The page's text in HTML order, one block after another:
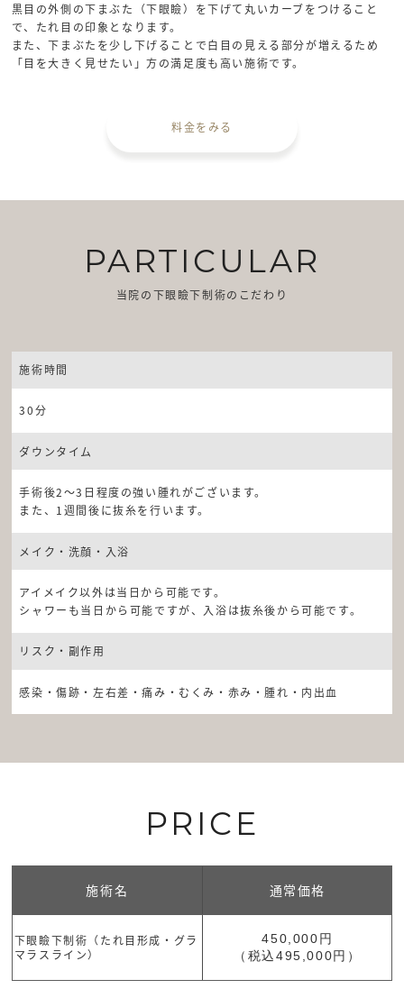
黒目の外側の下まぶた（下眼瞼）を下げて丸いカーブをつけること
で、たれ目の印象となります。
また、下まぶたを少し下げることで白目の見える部分が増えるため
「目を大きく見せたい」方の満足度も高い施術です。
料金をみる
PARTICULAR
当院の下眼瞼下制術のこだわり
施術時間
30分
ダウンタイム
手術後2〜3日程度の強い腫れがございます。
また、1週間後に抜糸を行います。
メイク・洗顔・入浴
アイメイク以外は当日から可能です。
シャワーも当日から可能ですが、入浴は抜糸後から可能です。
リスク・副作用
感染・傷跡・左右差・痛み・むくみ・赤み・腫れ・内出血
PRICE
施術名 通常価格
下眼瞼下制術（たれ目形成・グラ
マラスライン）
450,000円
（税込495,000円）